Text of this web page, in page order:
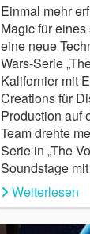
Einmal mehr
Magic für
eine neue
Wars-Serie
Kalifornier mit
Creations für
Production auf
Team drehte
Serie in „The
Soundstage
Weiterlesen